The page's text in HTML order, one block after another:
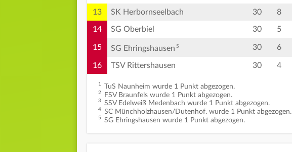
13 SK Herbornseelbach 30 8
14 SG Oberbiel 30 5
15 SG Ehringshausen 5 30 6
16 TSV Rittershausen 30 4
1 TuS Naunheim wurde 1 Punkt abgezogen.
2 FSV Braunfels wurde 1 Punkt abgezogen.
3 SSV Edelweiß Medenbach wurde 1 Punkt abgezogen.
4 SC Münchholzhausen/Dutenhof. wurde 1 Punkt abgezogen.
5 SG Ehringshausen wurde 1 Punkt abgezogen.